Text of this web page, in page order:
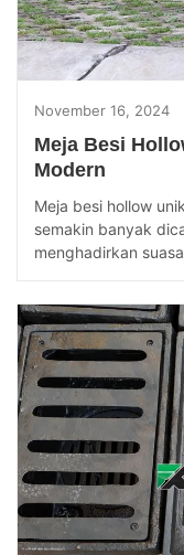
November 16, 2024
Meja Besi
Modern
Meja besi hollow
semakin banyak
menghadirkan